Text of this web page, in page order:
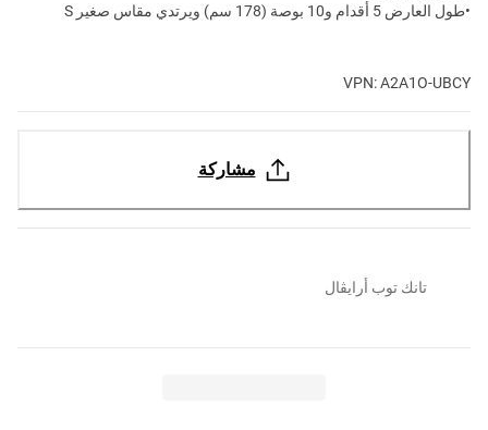
•طول العارض
VPN: A2A1O-UBCY
مشاركة
تانك توب أرايڤال